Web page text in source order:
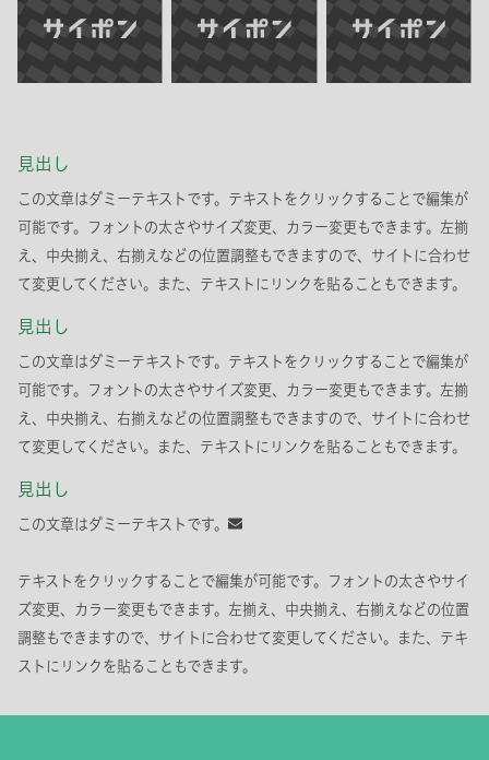
見出し
この文章はダミーテキストです。テキストをクリックすることで編集が
可能です。フォントの太さやサイズ変更、カラー変更もできます。左揃
え、中央揃え、右揃えなどの位置調整もできますので、サイトに合わせ
て変更してください。また、テキストにリンクを貼ることもできます。
見出し
この文章はダミーテキストです。テキストをクリックすることで編集が
可能です。フォントの太さやサイズ変更、カラー変更もできます。左揃
え、中央揃え、右揃えなどの位置調整もできますので、サイトに合わせ
て変更してください。また、テキストにリンクを貼ることもできます。
見出し
この文章はダミーテキストです。
テキストをクリックすることで編集が可能です。フォントの太さやサイ
ズ変更、カラー変更もできます。左揃え、中央揃え、右揃えなどの位置
調整もできますので、サイトに合わせて変更してください。また、テキ
ストにリンクを貼ることもできます。